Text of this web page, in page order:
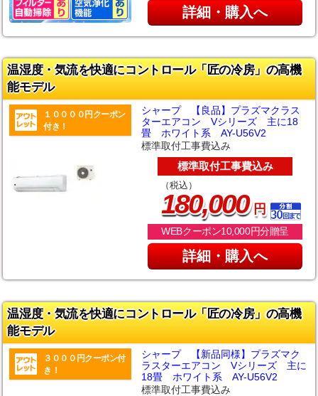
詳細・購入へ
温湿度・気流を快適にコントロール「匠の冷房」の高機
能モデル
１００００円クーポン
付き！
シャープ 【良品】プラズマクラス
ターエアコン Vシリーズ 主に18
畳 ホワイト系 AY-U56V2
標準取付工事費込み
標準取付工事費込み
（税込）
180,000円
WEBクーポン10,000円分贈呈
詳細・購入へ
温湿度・気流を快適にコントロール「匠の冷房」の高機
能モデル
３０００円クーポン付
き！
シャープ 【新品同様】プラズマク
ラスターエアコン Vシリーズ 主に
18畳 ホワイト系 AY-U56V2
標準取付工事費込み